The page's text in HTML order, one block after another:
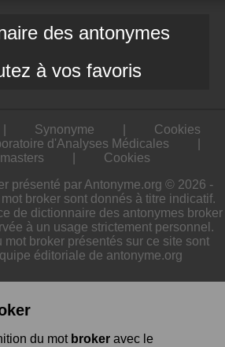
des antonymes
à vos favoris
Synonyme
Cookies
d'Analyses Médicales
Cookies
présenté par Antonyme.org © 2026 -
broker sont donnés à titre indicatif.
de dictionnaire des antonymes broker
à un usage strictement personnel.
mot broker présentés sur ce site sont
éditoriale de antonyme.org
du mot broker avec le